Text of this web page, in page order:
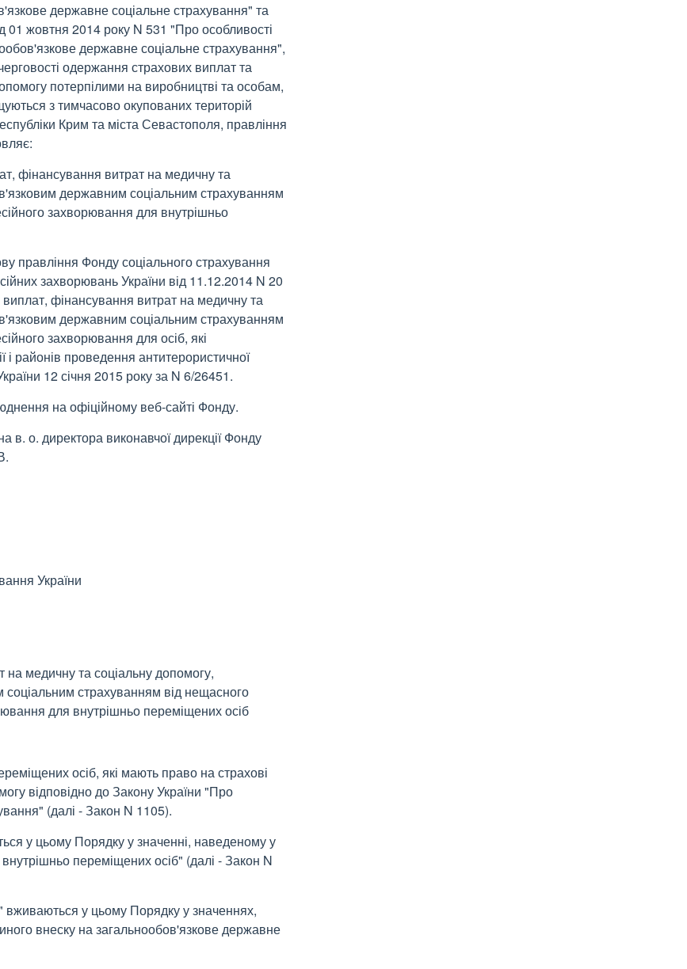
державне соціальне страхування" та
01 жовтня 2014 року N 531 "Про особливості
державне соціальне страхування",
одержання страхових виплат та
потерпілими на виробництві та особам,
з тимчасово окупованих територій
Крим та міста Севастополя, правління
фінансування витрат на медичну та
державним соціальним страхуванням
захворювання для внутрішньо
правління Фонду соціального страхування
захворювань України від 11.12.2014 N 20
фінансування витрат на медичну та
державним соціальним страхуванням
захворювання для осіб, які
і районів проведення антитерористичної
12 січня 2015 року за N 6/26451.
на офіційному веб-сайті Фонду.
в. о. директора виконавчої дирекції Фонду
України
медичну та соціальну допомогу,
страхуванням від нещасного
для внутрішньо переміщених осіб
осіб, які мають право на страхові
відповідно до Закону України "Про
(далі - Закон N 1105).
у цьому Порядку у значенні, наведеному у
переміщених осіб" (далі - Закон N
вживаються у цьому Порядку у значеннях,
внеску на загальнообов'язкове державне